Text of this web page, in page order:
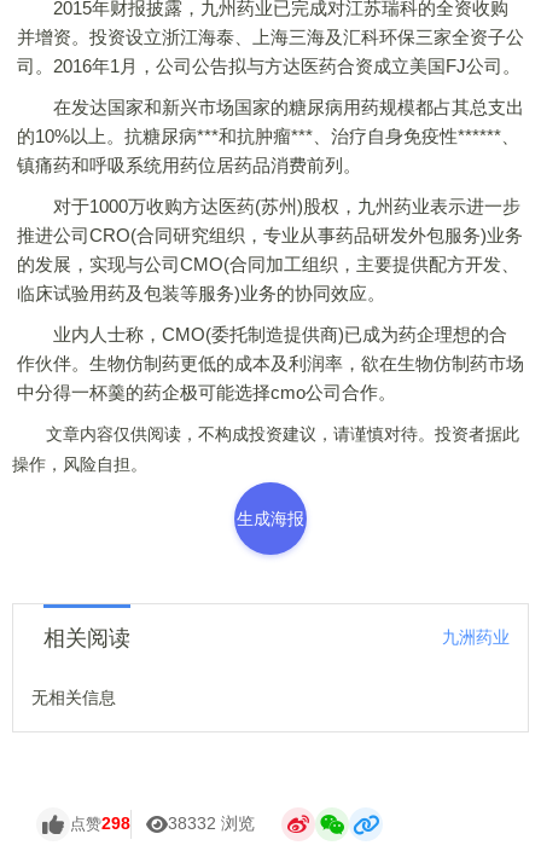
2015年财报披露，九州药业已完成对江苏瑞科的全资收购
并增资。投资设立浙江海泰、上海三海及汇科环保三家全资子公
司。2016年1月，公司公告拟与方达医药合资成立美国FJ公司。
在发达国家和新兴市场国家的糖尿病用药规模都占其总支出
的10%以上。抗糖尿病***和抗肿瘤***、治疗自身免疫性******、
镇痛药和呼吸系统用药位居药品消费前列。
对于1000万收购方达医药(苏州)股权，九州药业表示进一步
推进公司CRO(合同研究组织，专业从事药品研发外包服务)业务
的发展，实现与公司CMO(合同加工组织，主要提供配方开发、
临床试验用药及包装等服务)业务的协同效应。
业内人士称，CMO(委托制造提供商)已成为药企理想的合
作伙伴。生物仿制药更低的成本及利润率，欲在生物仿制药市场
中分得一杯羹的药企极可能选择cmo公司合作。
文章内容仅供阅读，不构成投资建议，请谨慎对待。投资者据此
操作，风险自担。
生成海报
相关阅读 九洲药业
无相关信息
点赞298 38332 浏览